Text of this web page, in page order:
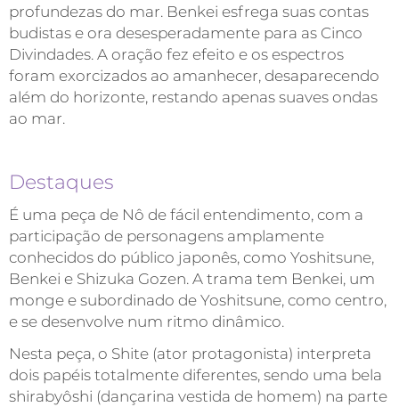
profundezas do mar. Benkei esfrega suas contas
budistas e ora desesperadamente para as Cinco
Divindades. A oração fez efeito e os espectros
foram exorcizados ao amanhecer, desaparecendo
além do horizonte, restando apenas suaves ondas
ao mar.
Destaques
É uma peça de Nô de fácil entendimento, com a
participação de personagens amplamente
conhecidos do público japonês, como Yoshitsune,
Benkei e Shizuka Gozen. A trama tem Benkei, um
monge e subordinado de Yoshitsune, como centro,
e se desenvolve num ritmo dinâmico.
Nesta peça, o Shite (ator protagonista) interpreta
dois papéis totalmente diferentes, sendo uma bela
shirabyôshi (dançarina vestida de homem) na parte